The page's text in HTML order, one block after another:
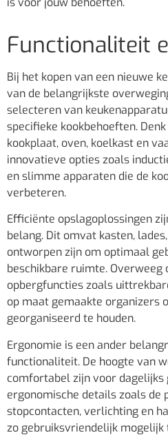
Functionaliteit
Bij het kopen van een nieuwe
van de belangrijkste
selecteren van
specifieke kookbehoeften.
kookplaat, oven, koelkast en
innovatieve opties zoals
en slimme apparaten die de
verbeteren.
Efficiënte opslagoplossingen
belang. Dit omvat kasten,
ontworpen zijn om optimaal
beschikbare ruimte. Overweeg
opbergfuncties zoals
op maat gemaakte organizers
georganiseerd te houden.
Ergonomie is een ander
functionaliteit. De hoogte van
comfortabel zijn voor dagelijks
ergonomische details zoals de
stopcontacten, verlichting en
zo gebruiksvriendelijk mogelijk